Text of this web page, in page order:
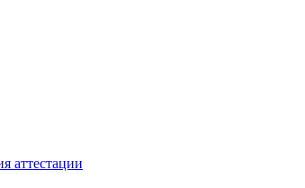
аттестации